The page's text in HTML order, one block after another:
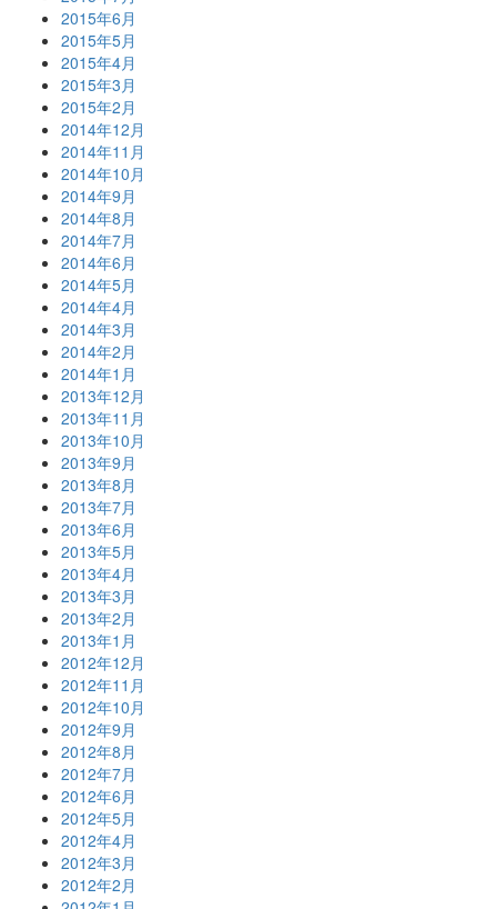
2015年6月
2015年5月
2015年4月
2015年3月
2015年2月
2014年12月
2014年11月
2014年10月
2014年9月
2014年8月
2014年7月
2014年6月
2014年5月
2014年4月
2014年3月
2014年2月
2014年1月
2013年12月
2013年11月
2013年10月
2013年9月
2013年8月
2013年7月
2013年6月
2013年5月
2013年4月
2013年3月
2013年2月
2013年1月
2012年12月
2012年11月
2012年10月
2012年9月
2012年8月
2012年7月
2012年6月
2012年5月
2012年4月
2012年3月
2012年2月